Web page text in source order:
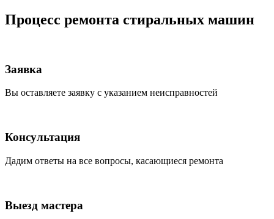
Процесс ремонта стиральных машин
Заявка
Вы оставляете заявку с указанием неисправностей
Консультация
Дадим ответы на все вопросы, касающиеся ремонта
Выезд мастера